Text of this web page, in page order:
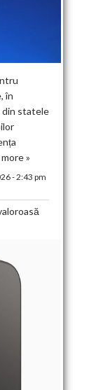
în
din statele
»
- 2:43 pm